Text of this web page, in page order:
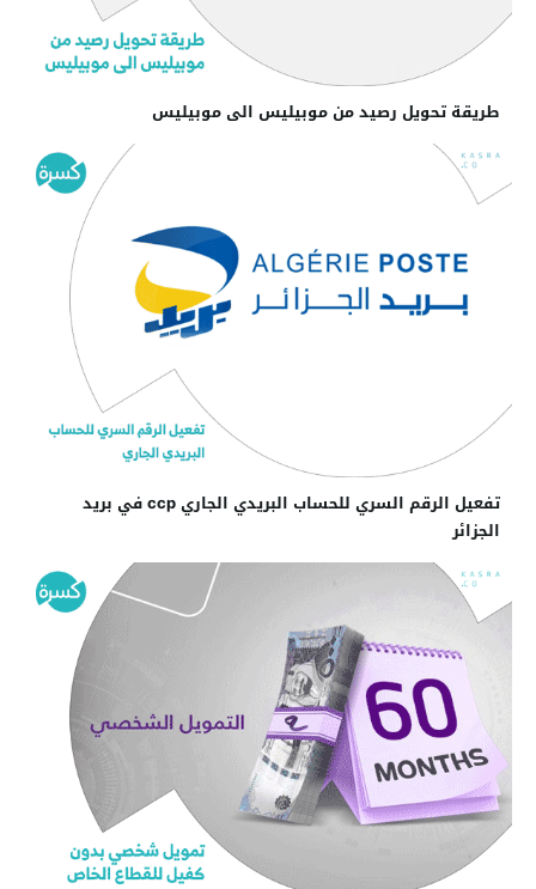
طريقة تحويل رصيد من موبيليس الى موبيليس
تفعيل الرقم السري للحساب البريدي الجاري ccp في بريد
الجزائر